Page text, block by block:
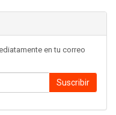
en tu correo
Suscribir